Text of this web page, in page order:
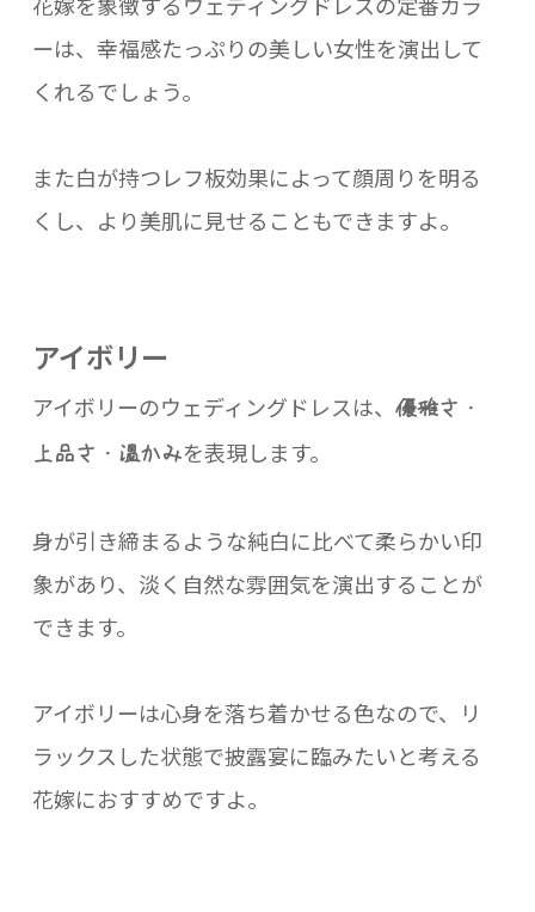
ーは、幸福感たっぷりの美しい女性を演出して
くれるでしょう。
また白が持つレフ板効果によって顔周りを明る
くし、より美肌に見せることもできますよ。
アイボリー
アイボリーのウェディングドレスは、優雅さ・
上品さ・温かみを表現します。
身が引き締まるような純白に比べて柔らかい印
象があり、淡く自然な雰囲気を演出することが
できます。
アイボリーは心身を落ち着かせる色なので、リ
ラックスした状態で披露宴に臨みたいと考える
花嫁におすすめですよ。